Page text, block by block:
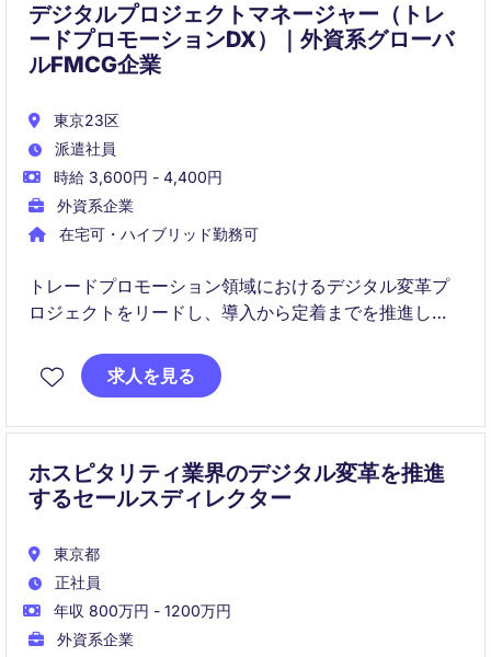
デジタルプロジェクトマネージャー（トレ
ードプロモーションDX）｜外資系グローバ
ルFMCG企業
東京23区
派遣社員
時給 3,600円 - 4,400円
外資系企業
在宅可・ハイブリッド勤務可
トレードプロモーション領域におけるデジタル変革プ
ロジェクトをリードし、導入から定着までを推進しな
す。
体の効率化と成長を支援します。
求人を見る
ホスピタリティ業界のデジタル変革を推進
するセールスディレクター
東京都
正社員
年収 800万円 - 1200万円
外資系企業